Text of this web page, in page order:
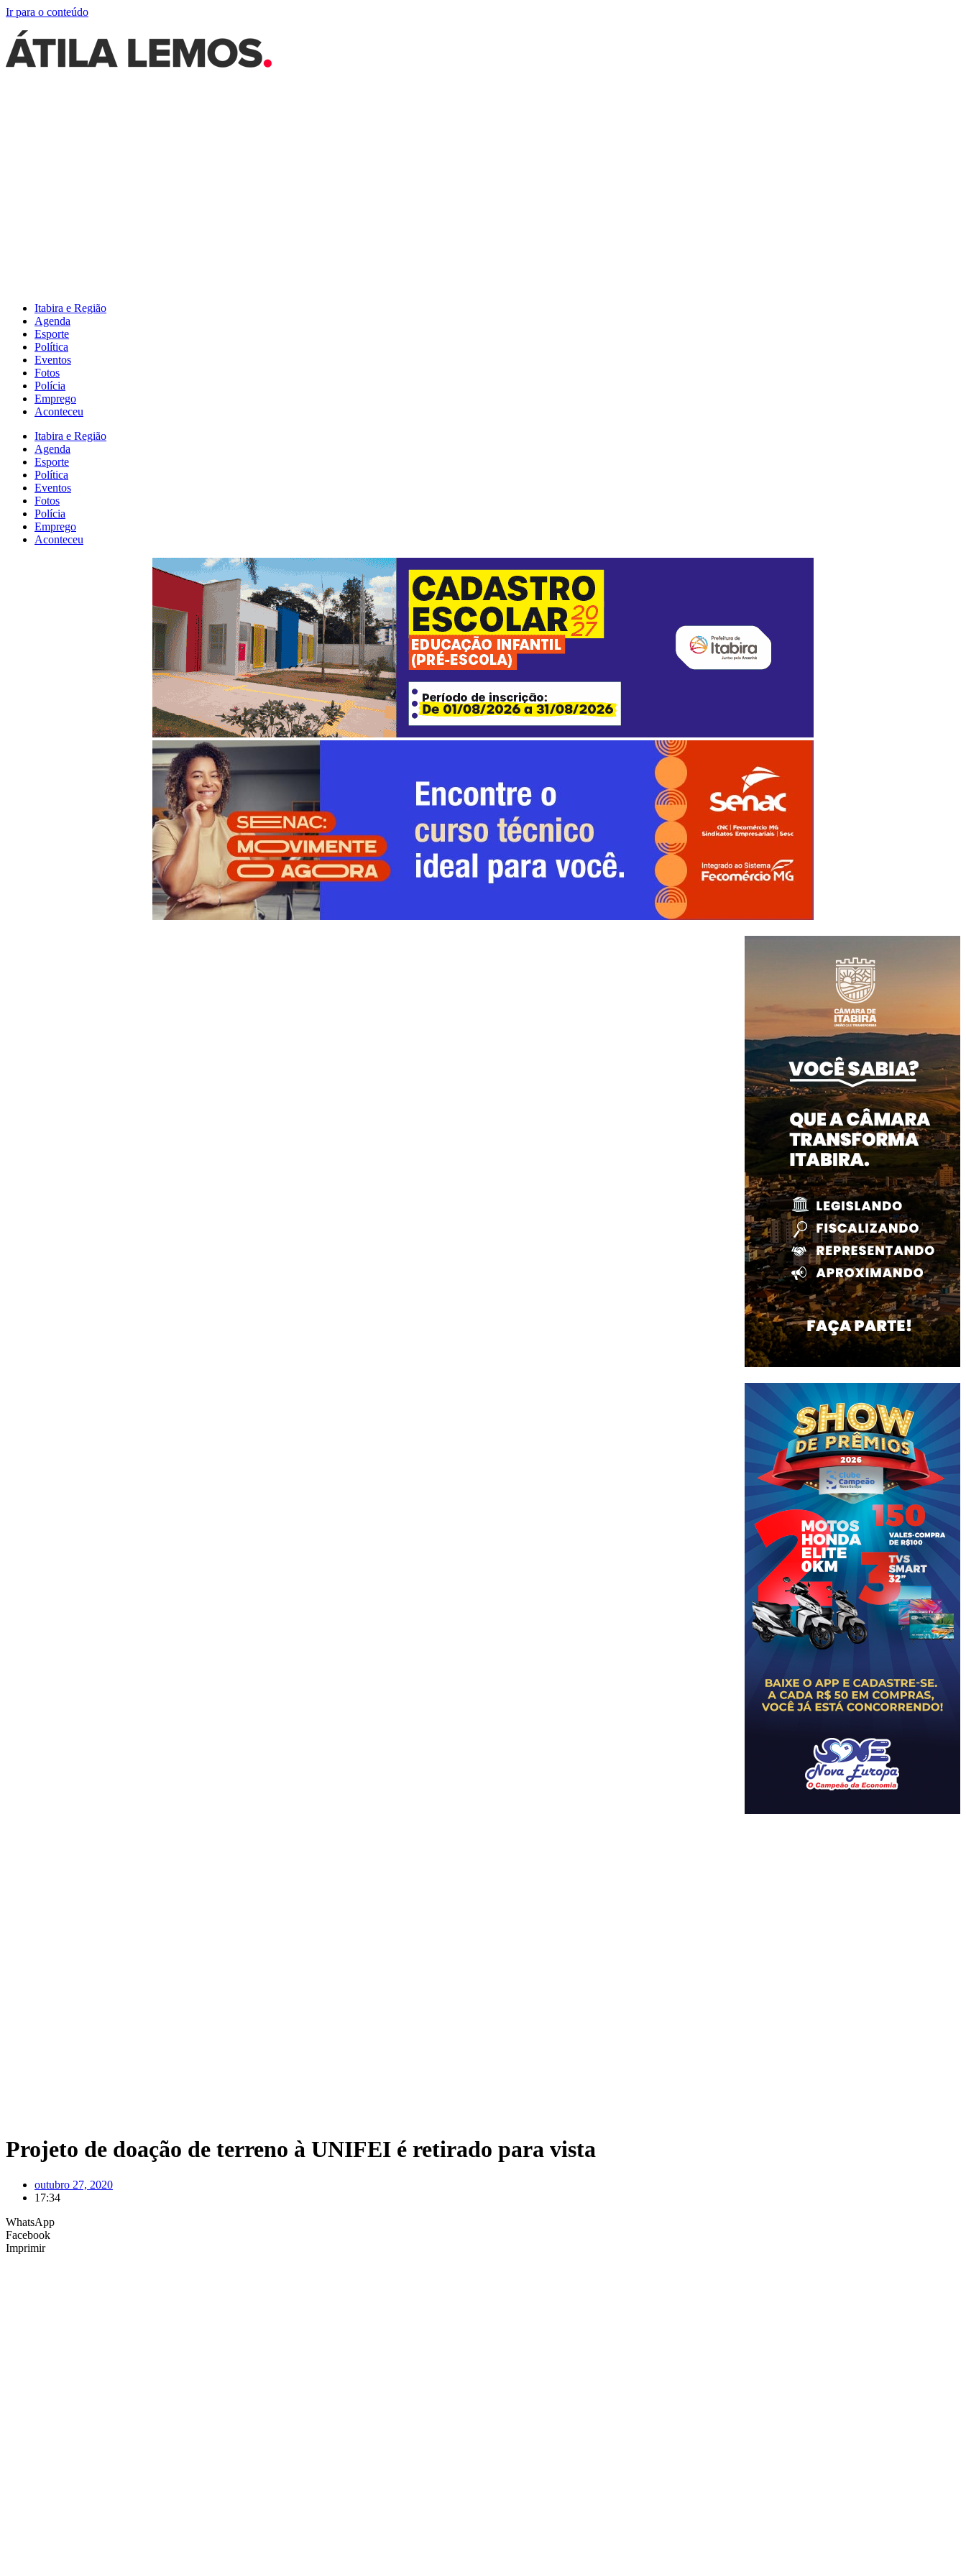
Ir para o conteúdo
Itabira e Região
Agenda
Esporte
Política
Eventos
Fotos
Polícia
Emprego
Aconteceu
Itabira e Região
Agenda
Esporte
Política
Eventos
Fotos
Polícia
Emprego
Aconteceu
Projeto de doação de terreno à UNIFEI é retirado para vista
outubro 27, 2020
17:34
WhatsApp
Facebook
Imprimir